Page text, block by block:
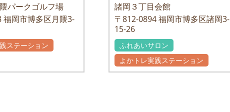
パークゴルフ場
福岡市博多区月隈3-
ステーション
諸岡３丁目会館
〒812-0894 福岡市博多区諸岡3-
15-26
ふれあいサロン
よかトレ実践ステーション